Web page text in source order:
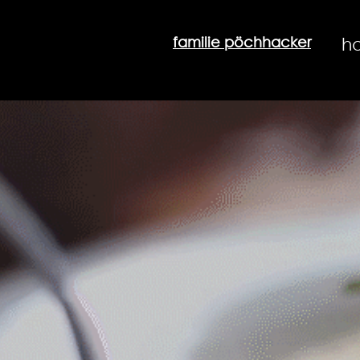
familie pöchhacker